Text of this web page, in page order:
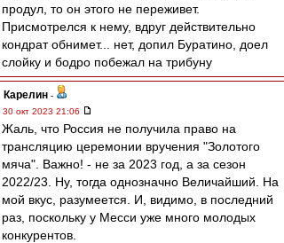
продул, то он этого не переживет.
Присмотрелся к нему, вдруг действительно
кондрат обнимет... нет, допил Буратино, доел
слойку и бодро побежал на трибуну
Карелин -
30 окт 2023 21:06
Жаль, что Россия не получила право на
трансляцию церемонии вручения "Золотого
мяча". Важно! - не за 2023 год, а за сезон
2022/23. Ну, тогда однозначно Величайший. На
мой вкус, разумеется. И, видимо, в последний
раз, поскольку у Месси уже много молодых
конкурентов.